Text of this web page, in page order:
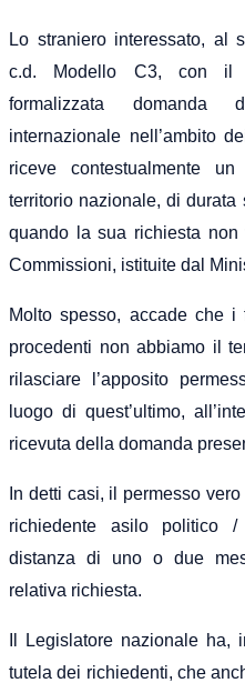
Lo straniero interessato, al
c.d. Modello C3, con il
formalizzata domanda
internazionale nell’ambito
riceve contestualmente
territorio nazionale, di
quando la sua richiesta
Commissioni, istituite dal
Molto spesso, accade che
procedenti non abbiamo il
rilasciare l’apposito
luogo di quest’ultimo,
ricevuta della domanda
In detti casi, il permesso
richiedente asilo politico /
distanza di uno o due
relativa richiesta.
Il Legislatore nazionale
tutela dei richiedenti, che